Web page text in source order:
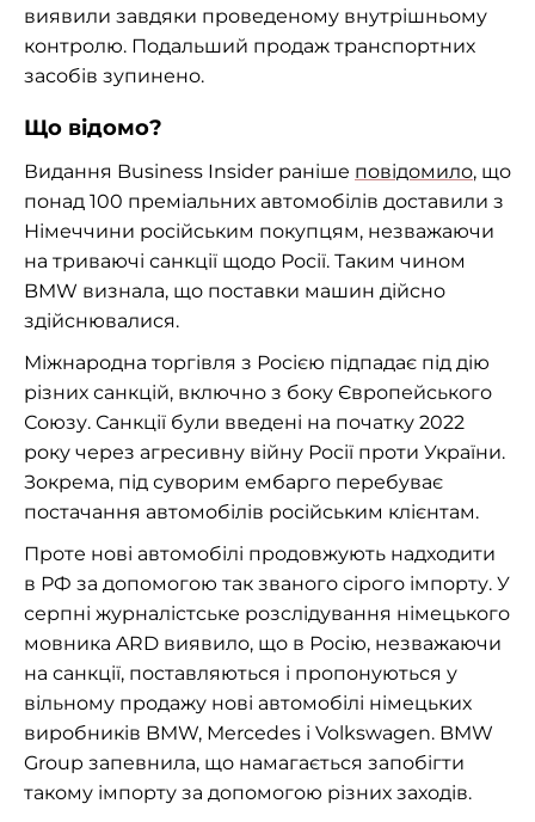
виявили завдяки проведеному внутрішньому
контролю. Подальший продаж транспортних
засобів зупинено.
Що відомо?
Видання Business Insider раніше повідомило, що
понад 100 преміальних автомобілів доставили з
Німеччини російським покупцям, незважаючи
на триваючі санкції щодо Росії. Таким чином
BMW визнала, що поставки машин дійсно
здійснювалися.
Міжнародна торгівля з Росією підпадає під дію
різних санкцій, включно з боку Європейського
Союзу. Санкції були введені на початку 2022
року через агресивну війну Росії проти України.
Зокрема, під суворим ембарго перебуває
постачання автомобілів російським клієнтам.
Проте нові автомобілі продовжують надходити
в РФ за допомогою так званого сірого імпорту. У
серпні журналістське розслідування німецького
мовника ARD виявило, що в Росію, незважаючи
на санкції, поставляються і пропонуються у
вільному продажу нові автомобілі німецьких
виробників BMW, Mercedes і Volkswagen. BMW
Group запевнила, що намагається запобігти
такому імпорту за допомогою різних заходів.